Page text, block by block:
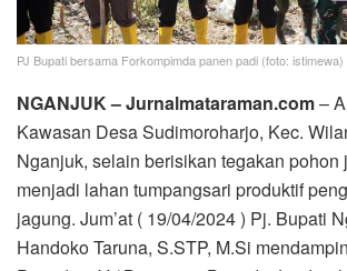
PJ Bupati bersama Forkompimda panen padi (foto: istimewa)
NGANJUK – Jurnalmataraman.com–
Kawasan Desa Sudimoroharjo, Kec.
Nganjuk, selain berisikan tegakan pohon
menjadi lahan tumpangsari produktif
jagung. Jum’at ( 19/04/2024 ) Pj. Bupati
Handoko Taruna, S.STP, M.Si